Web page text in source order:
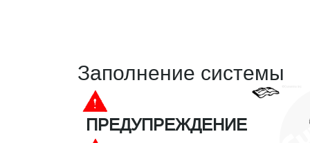
Заполнение системы
ПРЕДУПРЕЖДЕНИЕ